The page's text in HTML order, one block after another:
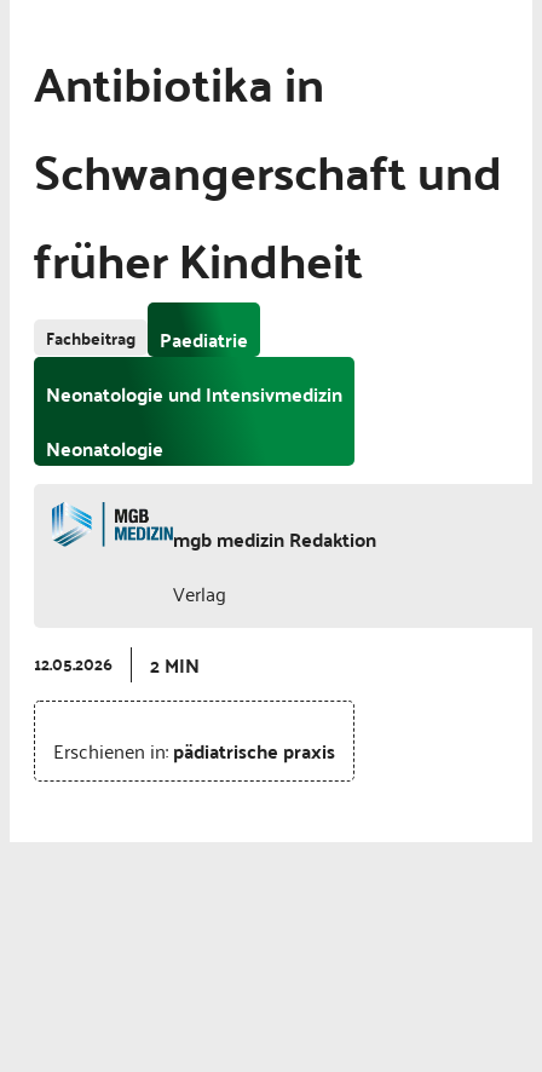
Antibiotika in
Schwangerschaft und
früher Kindheit
Fachbeitrag
Paediatrie
Neonatologie und Intensivmedizin
Neonatologie
mgb medizin Redaktion
Verlag
12.05.2026 2 MIN
Erschienen in:pädiatrische praxis